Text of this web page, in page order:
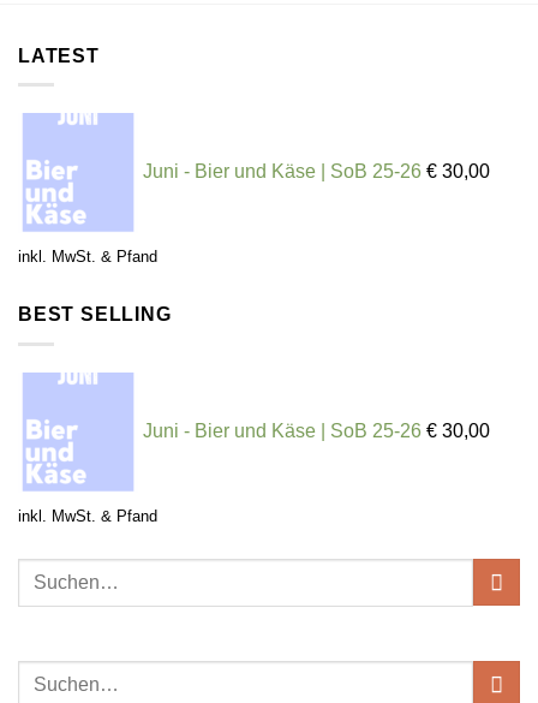
LATEST
Juni - Bier und Käse | SoB 25-26 € 30,00
inkl. MwSt. & Pfand
BEST SELLING
Juni - Bier und Käse | SoB 25-26 € 30,00
inkl. MwSt. & Pfand